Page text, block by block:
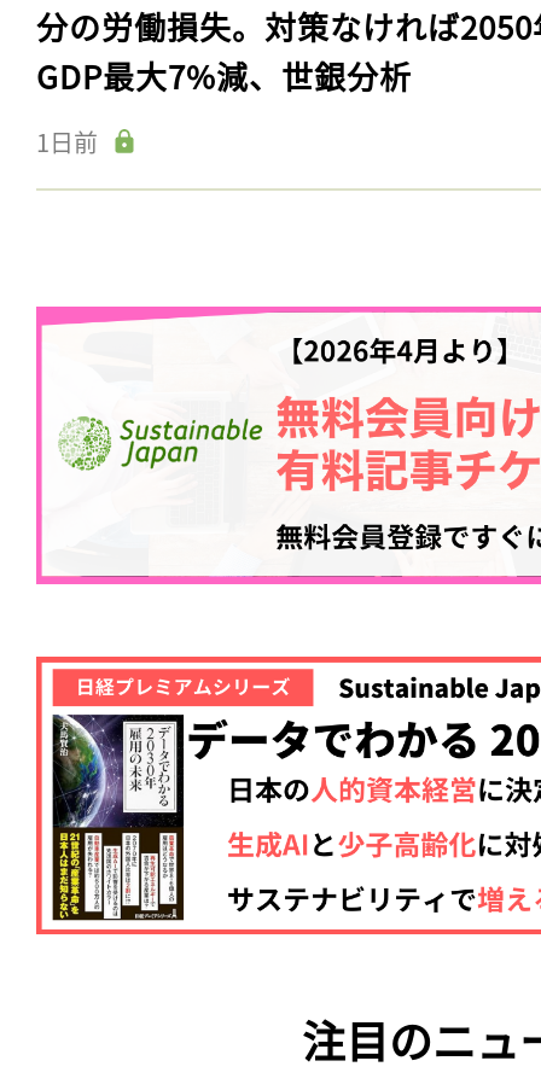
分の労働損失。対策なければ
GDP最大7%減、世銀分析
1日前
注目のニュ